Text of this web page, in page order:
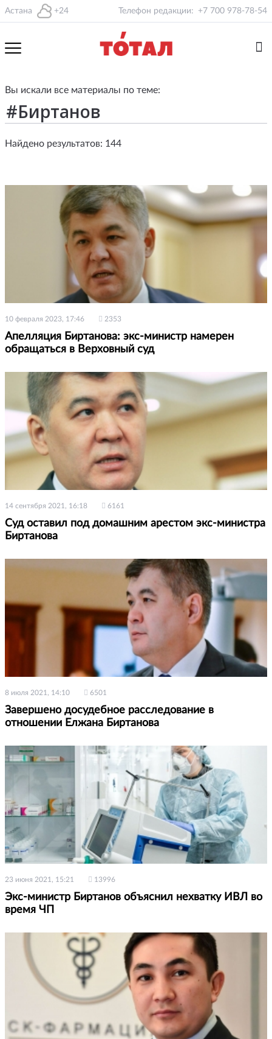
Астана +24 Телефон редакции: +7 700 978-78-54
Вы искали все материалы по теме:
Найдено результатов: 144
10 февраля 2023, 17:46 2353
Апелляция Биртанова: экс-министр намерен
обращаться в Верховный суд
14 сентября 2021, 16:18 6161
Суд оставил под домашним арестом экс-министра
Биртанова
8 июля 2021, 14:10 6501
Завершено досудебное расследование в
отношении Елжана Биртанова
23 июня 2021, 15:21 13996
Экс-министр Биртанов объяснил нехватку ИВЛ во
время ЧП